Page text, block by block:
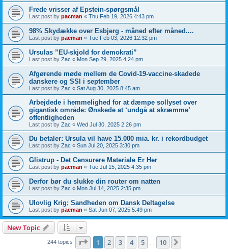
Frede vrisser af Epstein-spørgsmål
Last post by pacman « Thu Feb 19, 2026 4:43 pm
98% Skydække over Esbjerg - måned efter måned....
Last post by pacman « Tue Feb 03, 2026 12:32 pm
Ursulas ”EU-skjold for demokrati”
Last post by Zac « Mon Sep 29, 2025 4:24 pm
Afgørende møde mellem de Covid-19-vaccine-skadede
danskere og SSI i september
Last post by Zac « Sat Aug 30, 2025 8:45 am
Arbejdede i hemmelighed for at dæmpe sollyset over
gigantisk område: Ønskede at ‘undgå at skræmme’
offentligheden
Last post by Zac « Wed Jul 30, 2025 2:26 pm
Du betaler: Ursula vil have 15.000 mia. kr. i rekordbudget
Last post by Zac « Sun Jul 20, 2025 3:30 pm
Glistrup - Det Censurere Materiale Er Her
Last post by pacman « Tue Jul 15, 2025 4:35 pm
Derfor bør du slukke din router om natten
Last post by Zac « Mon Jul 14, 2025 2:35 pm
Ulovlig Krig; Sandheden om Dansk Deltagelse
Last post by pacman « Sat Jun 07, 2025 5:49 pm
New Topic
244 topics Page 1of 10
1 2 3 4 5 10